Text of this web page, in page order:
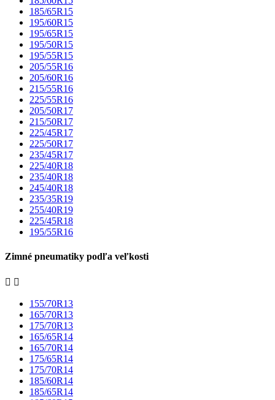
185/65R15
195/60R15
195/65R15
195/50R15
195/55R15
205/55R16
205/60R16
215/55R16
225/55R16
205/50R17
215/50R17
225/45R17
225/50R17
235/45R17
225/40R18
235/40R18
245/40R18
235/35R19
255/40R19
225/45R18
195/55R16
Zimné pneumatiky podľa veľkosti
 
155/70R13
165/70R13
175/70R13
165/65R14
165/70R14
175/65R14
175/70R14
185/60R14
185/65R14